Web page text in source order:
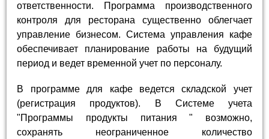
ответственности. Программа производственного
контроля для ресторана существенно облегчает
управление бизнесом. Система управления кафе
обеспечивает планирование работы на будущий
период и ведет временной учет по персоналу.
В программе для кафе ведется складской учет
(регистрация продуктов). В Системе учета
"Программы продукты питания " возможно,
сохранять неограниченное количество